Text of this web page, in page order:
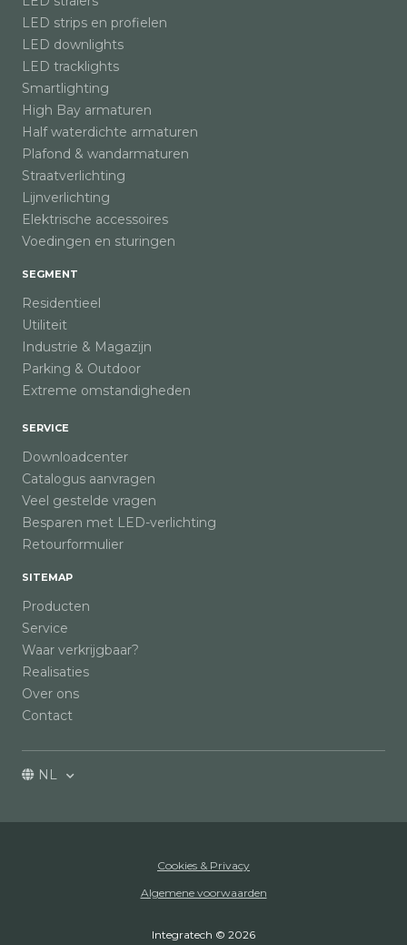
LED strips en profielen
LED downlights
LED tracklights
Smartlighting
High Bay armaturen
Half waterdichte armaturen
Plafond & wandarmaturen
Straatverlichting
Lijnverlichting
Elektrische accessoires
Voedingen en sturingen
SEGMENT
Residentieel
Utiliteit
Industrie & Magazijn
Parking & Outdoor
Extreme omstandigheden
SERVICE
Downloadcenter
Catalogus aanvragen
Veel gestelde vragen
Besparen met LED-verlichting
Retourformulier
SITEMAP
Producten
Service
Waar verkrijgbaar?
Realisaties
Over ons
Contact
NL
Cookies & Privacy
Algemene voorwaarden
Integratech © 2026